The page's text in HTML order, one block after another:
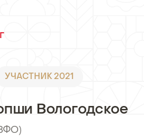
УЧАСТНИК 2021
Вологодское